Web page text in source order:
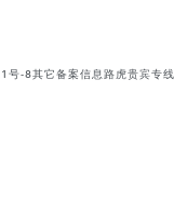
号-8其它备案信息路虎贵宾专